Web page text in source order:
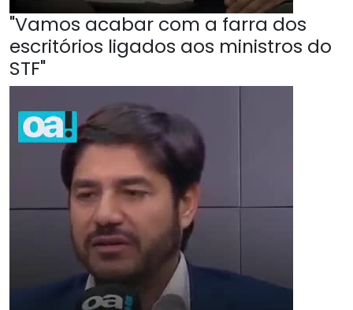
"Vamos acabar com a farra dos
escritórios ligados aos ministros do
STF"